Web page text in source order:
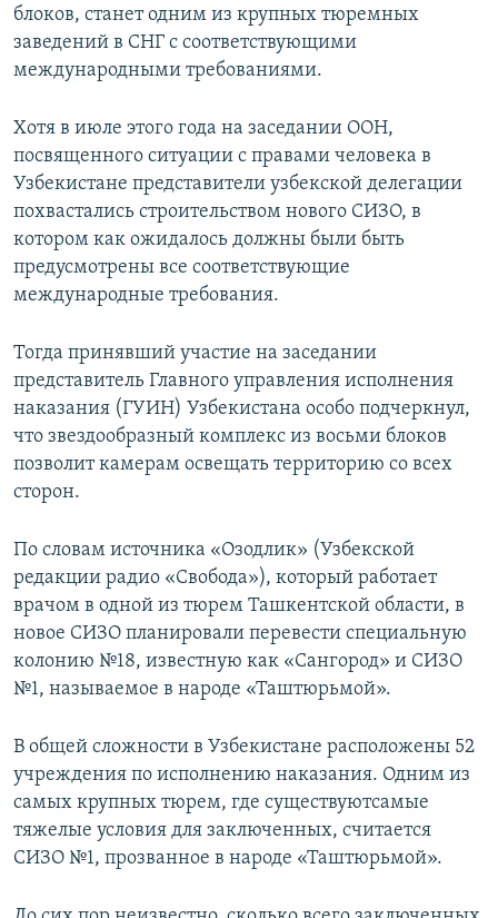
блоков, станет одним из крупных тюремных
заведений в СНГ с соответствующими
международными требованиями.
Хотя в июле этого года на заседании ООН,
посвященного ситуации с правами человека в
Узбекистане представители узбекской делегации
похвастались строительством нового СИЗО, в
котором как ожидалось должны были быть
предусмотрены все соответствующие
международные требования.
Тогда принявший участие на заседании
представитель Главного управления исполнения
наказания (ГУИН) Узбекистана особо подчеркнул,
что звездообразный комплекс из восьми блоков
позволит камерам освещать территорию со всех
сторон.
По словам источника «Озодлик» (Узбекской
редакции радио «Свобода»), который работает
врачом в одной из тюрем Ташкентской области, в
новое СИЗО планировали перевести специальную
колонию №18, известную как «Сангород» и СИЗО
№1, называемое в народе «Таштюрьмой».
В общей сложности в Узбекистане расположены 52
учреждения по исполнению наказания. Одним из
самых крупных тюрем, где существуютсамые
тяжелые условия для заключенных, считается
СИЗО №1, прозванное в народе «Таштюрьмой».